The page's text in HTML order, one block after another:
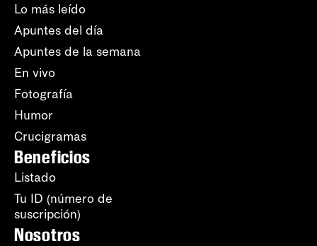
Lo más leído
Apuntes del día
Apuntes de la semana
En vivo
Fotografía
Humor
Crucigramas
Beneficios
Listado
Tu ID (número de
suscripción)
Nosotros